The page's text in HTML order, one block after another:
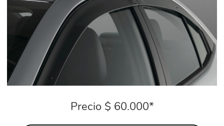
Precio
Precio $ 60.000*